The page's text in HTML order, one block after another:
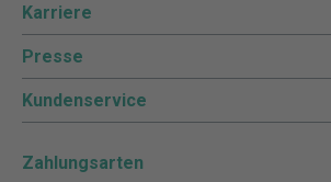
Karriere
Presse
Kundenservice
Zahlungsarten